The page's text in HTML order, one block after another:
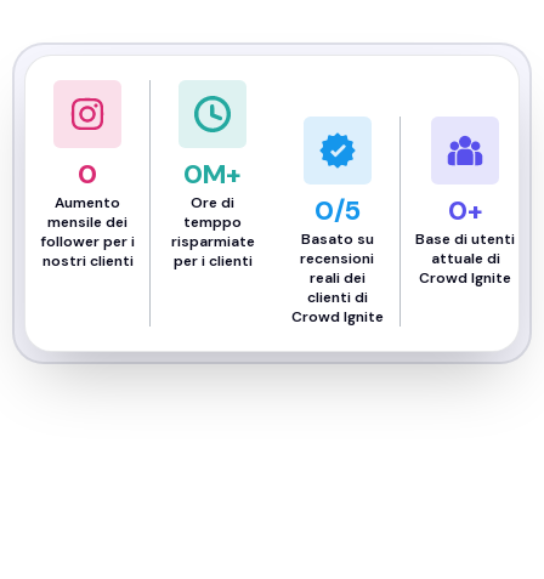
Aumento
mensile dei
follower per i
nostri clienti
0
Ore di
temppo
risparmiate
per i clienti
0M+
Basato su
recensioni
reali dei
clienti di
Crowd Ignite
0/5
Base di utenti
attuale di
Crowd Ignite
0+